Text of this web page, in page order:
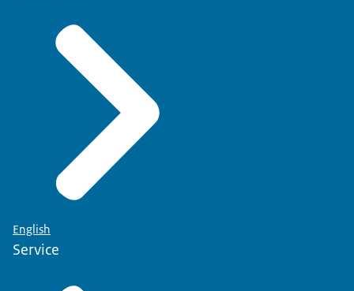
English
Service